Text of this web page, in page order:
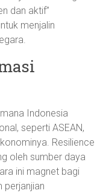
dan aktif”
menjalin
Indonesia
seperti ASEAN,
Resilience
oleh sumber daya
ini magnet bagi
perjanjian